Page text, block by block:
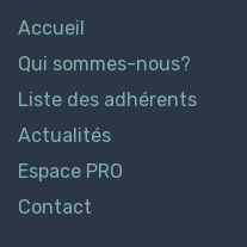
Accueil
Qui sommes-nous?
Liste des adhérents
Actualités
Espace PRO
Contact